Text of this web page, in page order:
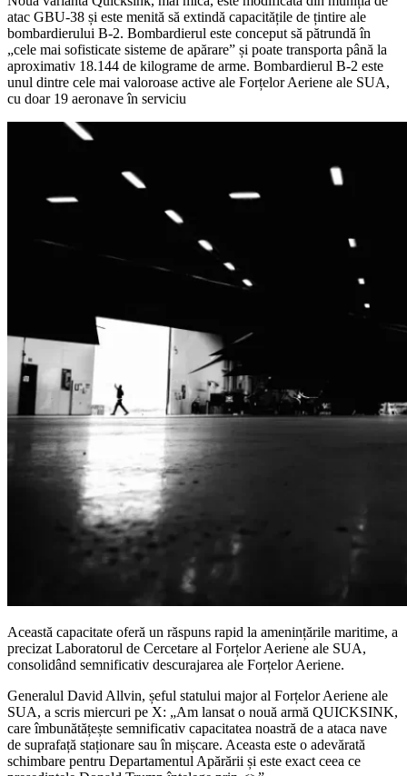
atac GBU-38 și este menită să extindă capacitățile de țintire ale
bombardierului B-2. Bombardierul este conceput să pătrundă în
„cele mai sofisticate sisteme de apărare” și poate transporta până la
aproximativ 18.144 de kilograme de arme. Bombardierul B-2 este
unul dintre cele mai valoroase active ale Forțelor Aeriene ale SUA,
cu doar 19 aeronave în serviciu
Această capacitate oferă un răspuns rapid la amenințările maritime, a
precizat Laboratorul de Cercetare al Forțelor Aeriene ale SUA,
consolidând semnificativ descurajarea ale Forțelor Aeriene.
Generalul David Allvin, șeful statului major al Forțelor Aeriene ale
SUA, a scris miercuri pe X: „Am lansat o nouă armă QUICKSINK,
care îmbunătățește semnificativ capacitatea noastră de a ataca nave
de suprafață staționare sau în mișcare. Aceasta este o adevărată
schimbare pentru Departamentul Apărării și este exact ceea ce